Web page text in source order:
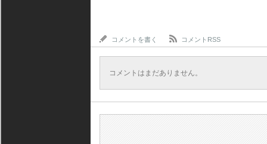
コメントを書く コメントRSS
コメントはまだありません。